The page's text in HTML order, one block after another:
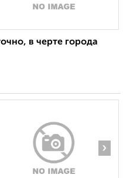
в черте города
›